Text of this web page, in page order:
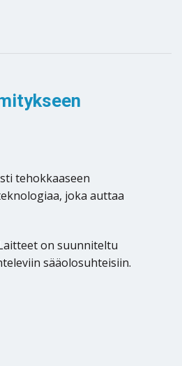
tehokkaaseen
joka auttaa
on suunniteltu
sääolosuhteisiin.